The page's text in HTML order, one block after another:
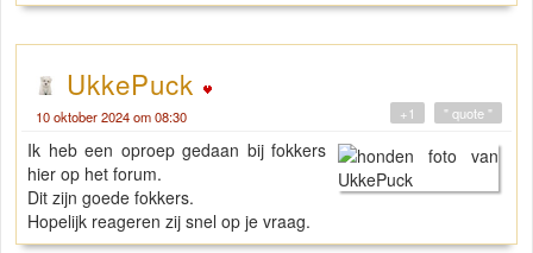
UkkePuck
10 oktober 2024 om 08:30 " quote "
+1
Ik heb een oproep gedaan bij fokkers
hier op het forum.
Dit zijn goede fokkers.
Hopelijk reageren zij snel op je vraag.